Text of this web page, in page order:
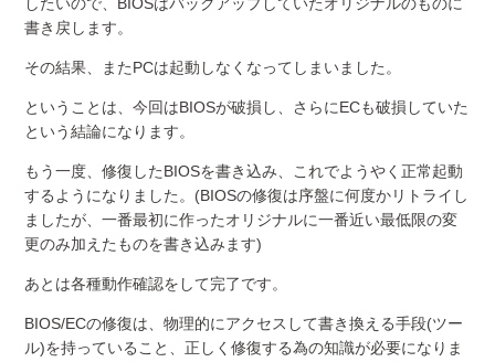
書き戻します。
その結果、またPCは起動しなくなってしまいました。
ということは、今回はBIOSが破損し、さらにECも破損していた
という結論になります。
もう一度、修復したBIOSを書き込み、これでようやく正常起動
するようになりました。(BIOSの修復は序盤に何度かリトライし
ましたが、一番最初に作ったオリジナルに一番近い最低限の変
更のみ加えたものを書き込みます)
あとは各種動作確認をして完了です。
BIOS/ECの修復は、物理的にアクセスして書き換える手段(ツー
ル)を持っていること、正しく修復する為の知識が必要になりま